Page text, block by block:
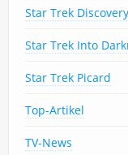
Star Trek Discovery
Star Trek Into
Star Trek Picard
Top-Artikel
TV-News